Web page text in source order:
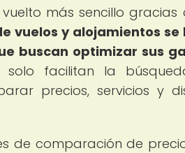
más sencillo
vuelos y alojamientos
buscan optimizar sus
solo facilitan la
precios, servicios y
de comparación de